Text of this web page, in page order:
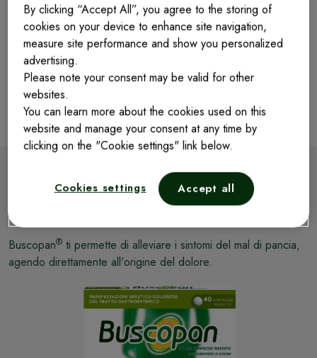
Sentirsi meglio durante una riunione stressante.
Buscopan esperto del mal
Buscopan® ti permette di alleviare i sintomi del mal di pancia,
agendo direttamente all'origine del dolore.
By clicking “Accept All”, you agree to the storing of
cookies on your device to enhance site navigation,
measure site performance and show you personalized
advertising.
Please note your consent may be valid for other
websites.
You can learn more about the cookies used on this
website and manage your consent at any time by
clicking on the "Cookie settings" link below.
Cookies settings Accept all